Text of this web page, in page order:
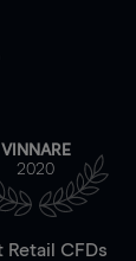
VINNARE
2020
Retail CFDs